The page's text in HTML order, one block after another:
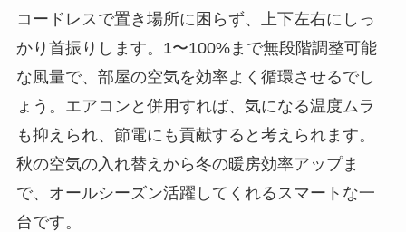
コードレスで置き場所に困らず、上下左右にしっ
かり首振りします。1〜100%まで無段階調整可能
な風量で、部屋の空気を効率よく循環させるでし
ょう。エアコンと併用すれば、気になる温度ムラ
も抑えられ、節電にも貢献すると考えられます。
秋の空気の入れ替えから冬の暖房効率アップま
で、オールシーズン活躍してくれるスマートな一
台です。